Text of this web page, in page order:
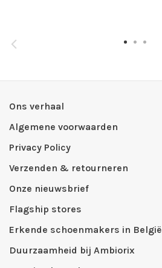
Ons verhaal
Algemene voorwaarden
Privacy Policy
Verzenden & retourneren
Onze nieuwsbrief
Flagship stores
Erkende schoenmakers in België
Duurzaamheid bij Ambiorix